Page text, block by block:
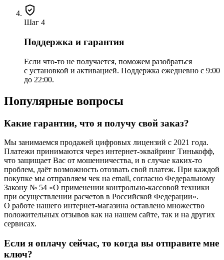
Шаг 4
Поддержка и гарантия
Если что-то не получается, поможем разобраться
с установкой и активацией. Поддержка ежедневно с 9:00
до 22:00.
Популярные вопросы
Какие гарантии, что я получу свой заказ?
Мы занимаемся продажей цифровых лицензий с 2021 года.
Платежи принимаются через интернет-эквайринг Тинькофф,
что защищает Вас от мошенничества, и в случае каких-то
проблем, даёт возможность отозвать свой платеж. При каждой
покупке мы отправляем чек на email, согласно Федеральному
Закону № 54 «О применении контрольно-кассовой техники
при осуществлении расчетов в Российской Федерации».
О работе нашего интернет-магазина оставлено множество
положительных отзывов как на нашем сайте, так и на других
сервисах.
Если я оплачу сейчас, то когда вы отправите мне
ключ?